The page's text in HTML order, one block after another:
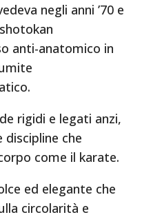
negli anni ’70 e
anti-anatomico in
rigidi e legati anzi,
discipline che
come il karate.
ed elegante che
circolarità e